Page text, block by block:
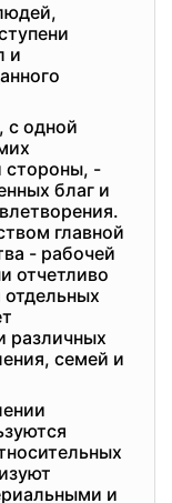
и
с одной
стороны, -
благ и
главной
- рабочей
отчетливо
различных
семей и
и